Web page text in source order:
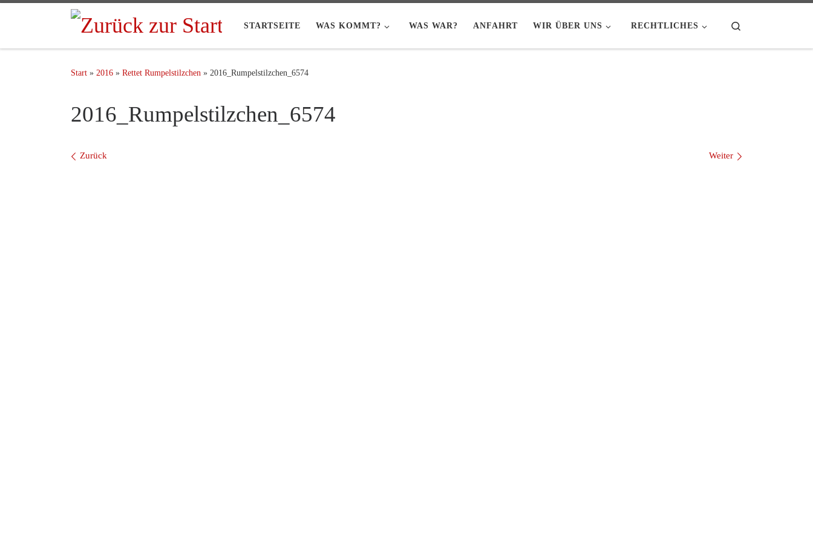
STARTSEITE WAS KOMMT? WAS WAR? ANFAHRT WIR ÜBER UNS RECHTLICHES
Start » 2016 » Rettet Rumpelstilzchen » 2016_Rumpelstilzchen_6574
2016_Rumpelstilzchen_6574
Bilder Navigation
Zurück Weiter